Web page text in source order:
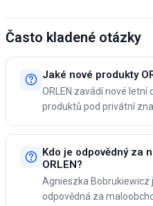
Často kladené otázky
Jaké nové produkty
ORLEN zavádí nové
produktů pod privátní
Kdo je odpovědný za
ORLEN?
Agnieszka Bobrukiewicz
odpovědná za